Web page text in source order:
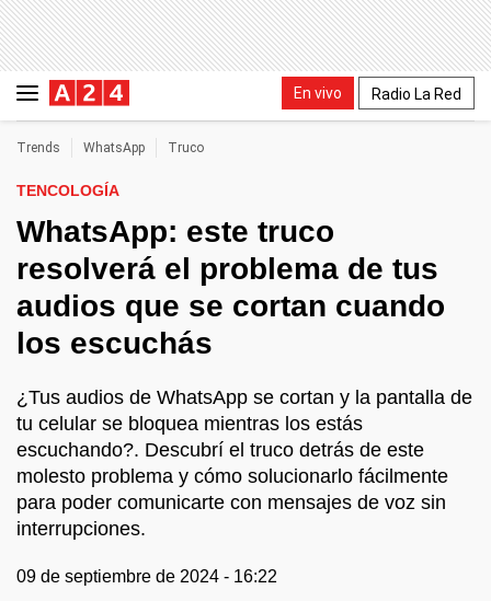
En vivo Radio La Red
Trends WhatsApp Truco
TENCOLOGÍA
WhatsApp: este truco
resolverá el problema de tus
audios que se cortan cuando
los escuchás
¿Tus audios de WhatsApp se cortan y la pantalla de
tu celular se bloquea mientras los estás
escuchando?. Descubrí el truco detrás de este
molesto problema y cómo solucionarlo fácilmente
para poder comunicarte con mensajes de voz sin
interrupciones.
09 de septiembre de 2024 - 16:22